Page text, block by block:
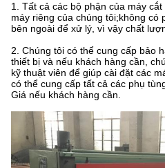
1. Tất cả các bộ phận của máy
máy riêng của chúng tôi;không có
bên ngoài để xử lý, vì vậy chất
2. Chúng tôi có thể cung cấp bảo
thiết bị và nếu khách hàng cần,
kỹ thuật viên để giúp cài đặt các
có thể cung cấp tất cả các phụ
Giá nếu khách hàng cần.